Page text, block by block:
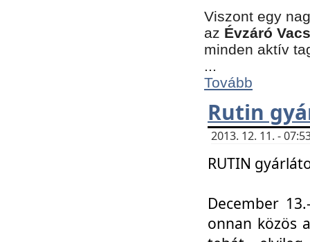
Viszont egy
az Évzáró
minden aktív
...
Tovább
Rutin
2013. 12. 11. -
RUTIN
December
onnan közös